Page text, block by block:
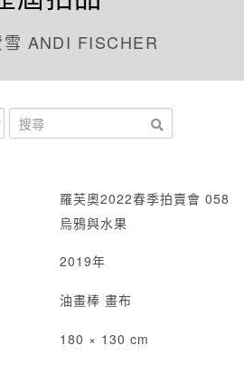
雪 ANDI FISCHER
羅芙奧2022春季拍賣會 058
烏鴉與水果
2019年
油畫棒 畫布
180 × 130 cm